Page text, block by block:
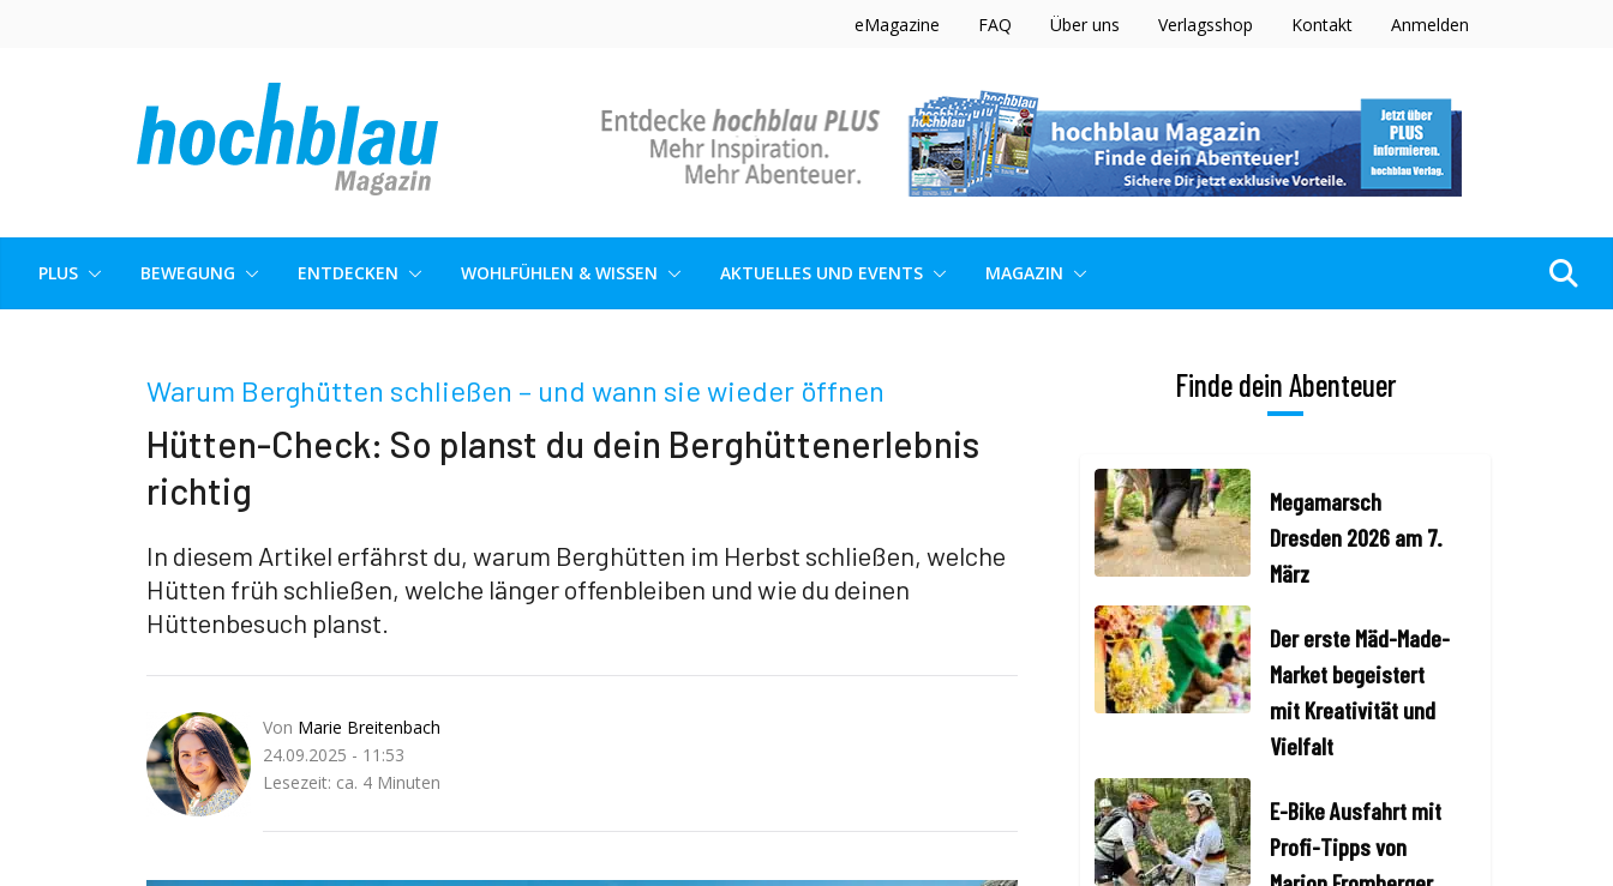
eMagazine FAQ Über uns Verlagsshop Kontakt Anmelden
PLUS BEWEGUNG ENTDECKEN WOHLFÜHLEN & WISSEN AKTUELLES UND EVENTS MAGAZIN
Warum Berghütten schließen – und wann sie wieder öffnen
Hütten-Check: So planst du dein Berghüttenerlebnis
richtig
In diesem Artikel erfährst du, warum Berghütten im Herbst schließen, welche
Hütten früh schließen, welche länger offenbleiben und wie du deinen
Hüttenbesuch planst.
Von Marie Breitenbach
24.09.2025 - 11:53
Lesezeit: ca. 4 Minuten
Finde dein Abenteuer
Megamarsch
Dresden 2026 am 7.
März
Der erste Mäd-Made-
Market begeistert
mit Kreativität und
Vielfalt
E-Bike Ausfahrt mit
Profi-Tipps von